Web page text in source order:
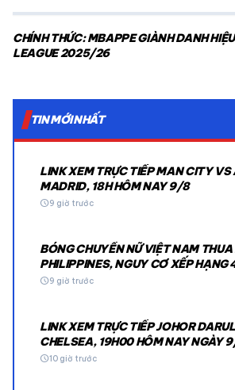
CHÍNH THỨC: MBAPPE GIÀNH DANH
LEAGUE 2025/26
TIN MỚI NHẤT
LINK XEM TRỰC TIẾP MAN CITY VS
MADRID, 18H HÔM NAY 9/8
schedule9 giờ trước
BÓNG CHUYỀN NỮ VIỆT NAM THUA
PHILIPPINES, NGUY CƠ XẾP HẠNG
2026
schedule9 giờ trước
LINK XEM TRỰC TIẾP JOHOR
CHELSEA, 19H00 HÔM NAY NGÀY
schedule10 giờ trước